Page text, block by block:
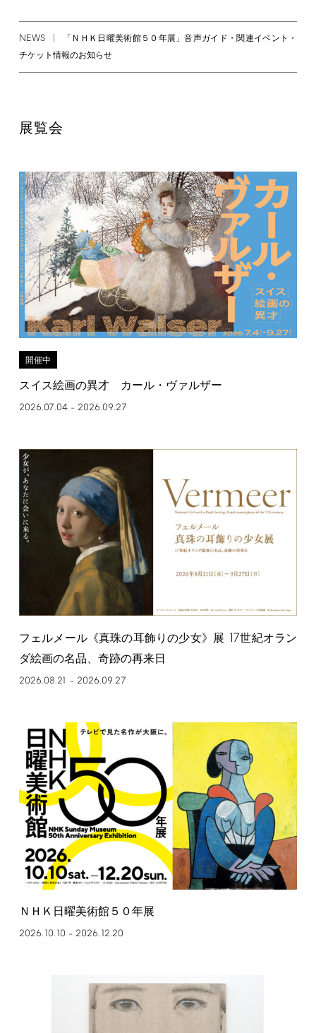
NEWS
「ＮＨＫ日曜美術館５０年展」音声ガイド・関連イベント・
チケット情報のお知らせ
展覧会
開催中
スイス絵画の異才 カール・ヴァルザー
2026.07.04– 2026.09.27
フェルメール《真珠の耳飾りの少女》展 17世紀オラン
ダ絵画の名品、奇跡の再来日
2026.08.21 – 2026.09.27
ＮＨＫ日曜美術館５０年展
2026.10.10 – 2026.12.20